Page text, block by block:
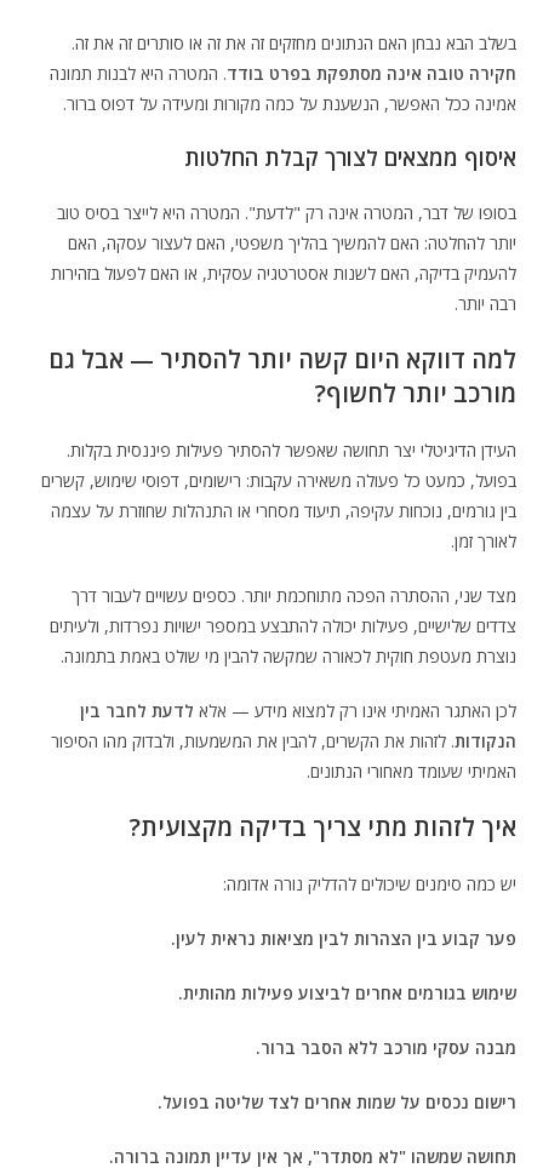
בשלב הבא נבחן האם הנתונים מחזקים זה את זה או סותרים זה את זה.
חקירה טובה אינה מסתפקת בפרט בודד. המטרה היא לבנות תמונה
אמינה ככל האפשר, הנשענת על כמה מקורות ומעידה על דפוס ברור.
איסוף ממצאים לצורך קבלת החלטות
בסופו של דבר, המטרה אינה רק "לדעת". המטרה היא לייצר בסיס טוב
יותר להחלטה: האם להמשיך בהליך משפטי, האם לעצור עסקה, האם
להעמיק בדיקה, האם לשנות אסטרטגיה עסקית, או האם לפעול בזהירות
רבה יותר.
למה דווקא היום קשה יותר להסתיר — אבל גם
מורכב יותר לחשוף?
העידן הדיגיטלי יצר תחושה שאפשר להסתיר פעילות פיננסית בקלות.
בפועל, כמעט כל פעולה משאירה עקבות: רישומים, דפוסי שימוש, קשרים
בין גורמים, נוכחות עקיפה, תיעוד מסחרי או התנהלות שחוזרת על עצמה
לאורך זמן.
מצד שני, ההסתרה הפכה מתוחכמת יותר. כספים עשויים לעבור דרך
צדדים שלישיים, פעילות יכולה להתבצע במספר ישויות נפרדות, ולעיתים
נוצרת מעטפת חוקית לכאורה שמקשה להבין מי שולט באמת בתמונה.
לכן האתגר האמיתי אינו רק למצוא מידע — אלא לדעת לחבר בין
הנקודות. לזהות את הקשרים, להבין את המשמעות, ולבדוק מהו הסיפור
האמיתי שעומד מאחורי הנתונים.
איך לזהות מתי צריך בדיקה מקצועית?
יש כמה סימנים שיכולים להדליק נורה אדומה:
פער קבוע בין הצהרות לבין מציאות נראית לעין.
שימוש בגורמים אחרים לביצוע פעילות מהותית.
מבנה עסקי מורכב ללא הסבר ברור.
רישום נכסים על שמות אחרים לצד שליטה בפועל.
תחושה שמשהו "לא מסתדר", אך אין עדיין תמונה ברורה.